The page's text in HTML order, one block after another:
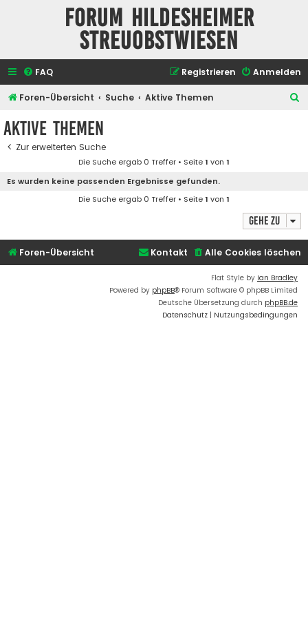
Forum Hildesheimer
Streuobstwiesen
FAQ Anmelden
Registrieren
Foren-Übersicht Suche Aktive Themen
Aktive Themen
Zur erweiterten Suche
Die Suche ergab 0 Treffer • Seite1 von 1
Es wurden keine passenden Ergebnisse gefunden.
Die Suche ergab 0 Treffer • Seite1 von 1
Gehe zu
Foren-Übersicht Alle Cookies löschen
Kontakt
Flat Style by Ian Bradley
Powered by phpBB® Forum Software © phpBB Limited
Deutsche Übersetzung durch phpBB.de
Datenschutz | Nutzungsbedingungen